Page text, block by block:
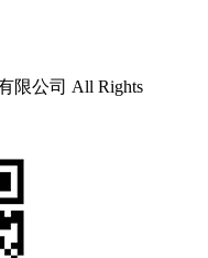
限公司 All Rights